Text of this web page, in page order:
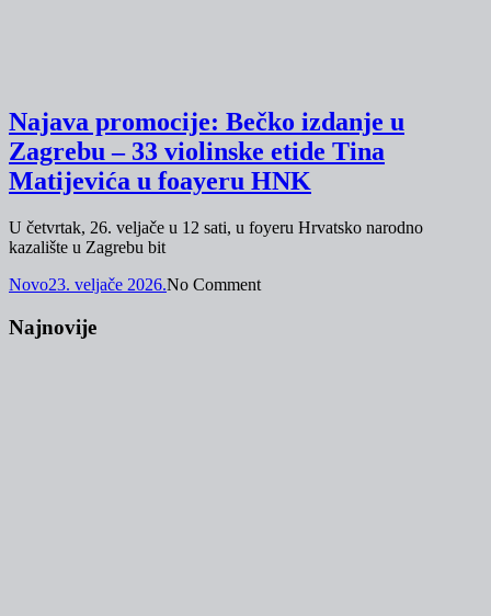
Najava promocije: Bečko izdanje u
Zagrebu – 33 violinske etide Tina
Matijevića u foayeru HNK
U četvrtak, 26. veljače u 12 sati, u foyeru Hrvatsko narodno
kazalište u Zagrebu bit
Novo23. veljače 2026.No Comment
Najnovije